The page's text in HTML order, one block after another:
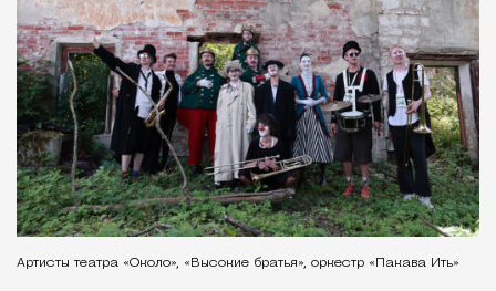
Артисты театра «Около», «Высокие братья», оркестр «Пакава Ить»